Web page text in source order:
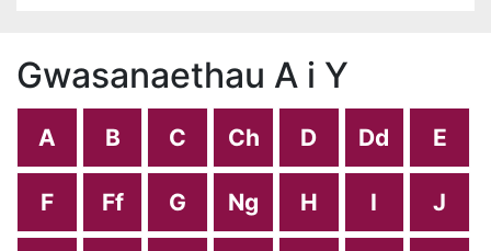
Gwasanaethau A i Y
A B C Ch D Dd E
F Ff G Ng H I J